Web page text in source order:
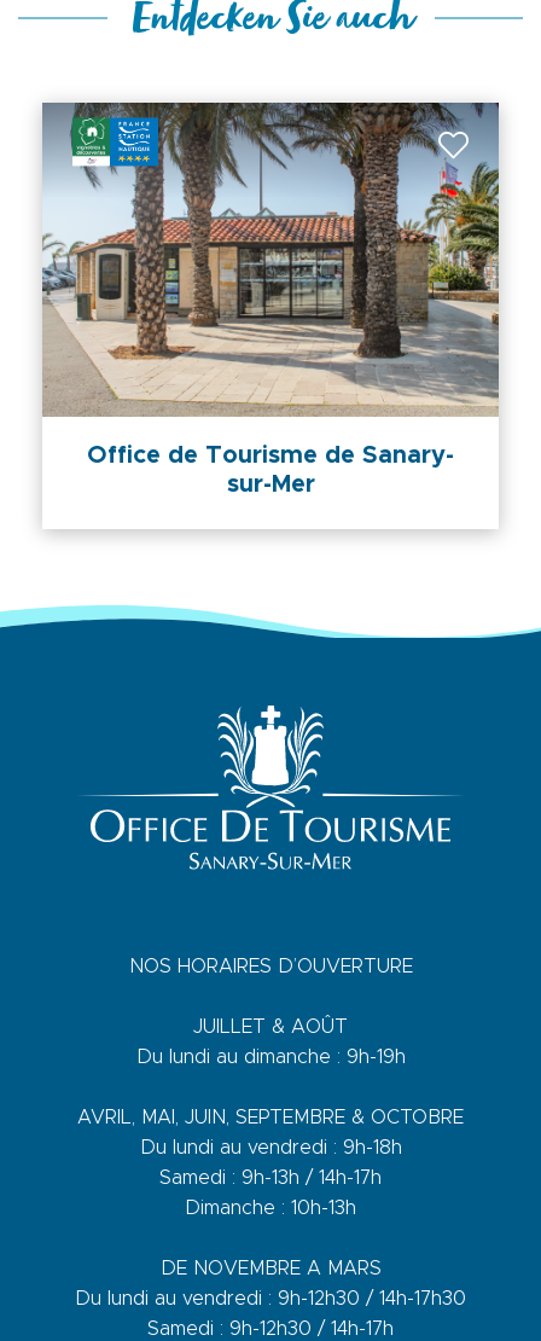
Entdecken Sie auch
Office de Tourisme de Sanary-
sur-Mer
NOS HORAIRES D’OUVERTURE
JUILLET & AOÛT
Du lundi au dimanche : 9h-19h
AVRIL, MAI, JUIN, SEPTEMBRE & OCTOBRE
Du lundi au vendredi : 9h-18h
Samedi : 9h-13h / 14h-17h
Dimanche : 10h-13h
DE NOVEMBRE A MARS
Du lundi au vendredi : 9h-12h30 / 14h-17h30
Samedi : 9h-12h30 / 14h-17h